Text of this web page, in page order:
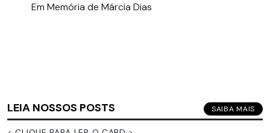
Em Memória de Márcia Dias
LEIA NOSSOS POSTS SAIBA MAIS